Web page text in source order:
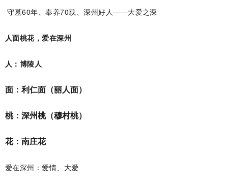
守墓60年、奉养70载、深州好人——大爱之深
人面桃花，爱在深州
人：博陵人
面：利仁面（丽人面）
桃：深州桃（穆村桃）
花：南庄花
爱在深州：爱情、大爱